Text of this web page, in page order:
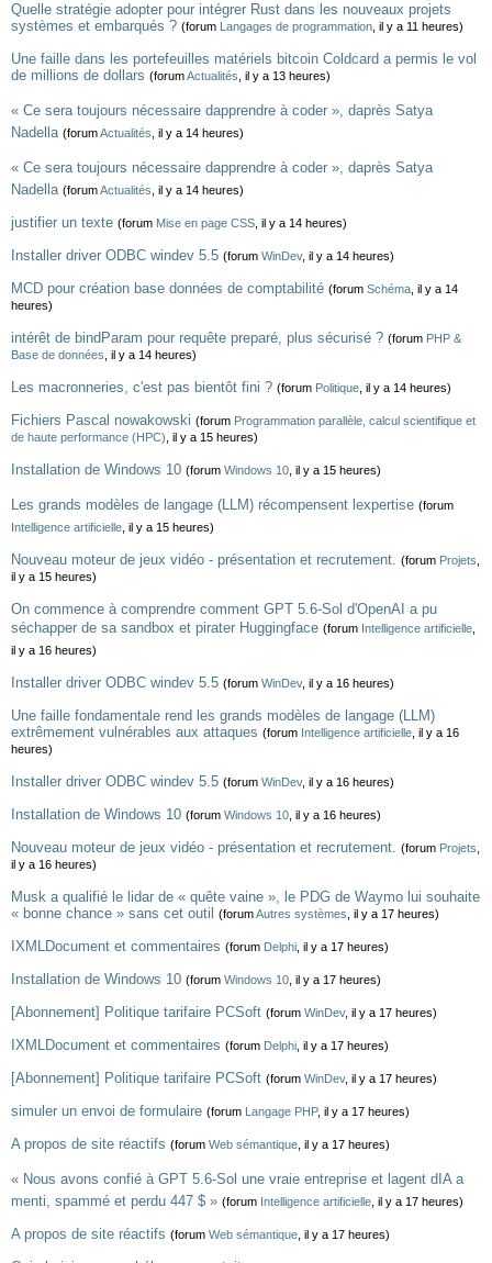
Quelle stratégie adopter pour intégrer Rust dans les nouveaux projets
systèmes et embarqués ? (forum Langages de programmation , il y a 11 heures)
Une faille dans les portefeuilles matériels bitcoin Coldcard a permis le vol
de millions de dollars (forumActualités , il y a 13 heures)
« Ce sera toujours nécessaire dapprendre à coder », daprès Satya
Nadella (forumActualités , il y a 14 heures)
« Ce sera toujours nécessaire dapprendre à coder », daprès Satya
Nadella (forumActualités , il y a 14 heures)
justifier un texte (forum Mise en page CSS , il y a 14 heures)
Installer driver ODBC windev 5.5 (forum WinDev, il y a 14 heures)
MCD pour création base données de comptabilité (forum Schéma , il y a 14
heures)
intérêt de bindParam pour requête preparé, plus sécurisé ? (forum PHP &
Base de données , il y a 14 heures)
Les macronneries, c'est pas bientôt fini ? (forum Politique , il y a 14 heures)
Fichiers Pascal nowakowski (forum Programmation parallèle, calcul scientifique et
de haute performance (HPC) , il y a 15 heures)
Installation de Windows 10 (forum Windows 10 , il y a 15 heures)
Les grands modèles de langage (LLM) récompensent lexpertise (forum
Intelligence artificielle , il y a 15 heures)
Nouveau moteur de jeux vidéo - présentation et recrutement. (forum Projets
il y a 15 heures)
On commence à comprendre comment GPT 5.6-Sol d'OpenAI a pu
séchapper de sa sandbox et pirater Huggingface (forum Intelligence artificielle
il y a 16 heures)
Installer driver ODBC windev 5.5 (forum WinDev, il y a 16 heures)
Une faille fondamentale rend les grands modèles de langage (LLM)
extrêmement vulnérables aux attaques (forum Intelligence artificielle , il y a 16
heures)
Installer driver ODBC windev 5.5 (forum WinDev, il y a 16 heures)
Installation de Windows 10 (forum Windows 10 , il y a 16 heures)
Nouveau moteur de jeux vidéo - présentation et recrutement. (forum Projets
il y a 16 heures)
Musk a qualifié le lidar de « quête vaine », le PDG de Waymo lui souhaite
« bonne chance » sans cet outil
(forumAutres systèmes , il y a 17 heures)
IXMLDocument et commentaires (forum Delphi , il y a 17 heures)
Installation de Windows 10 (forum Windows 10 , il y a 17 heures)
[Abonnement] Politique tarifaire PCSoft (forum WinDev, il y a 17 heures)
IXMLDocument et commentaires (forum Delphi , il y a 17 heures)
[Abonnement] Politique tarifaire PCSoft (forum WinDev, il y a 17 heures)
simuler un envoi de formulaire (forum Langage PHP, il y a 17 heures)
A propos de site réactifs (forum Web sémantique , il y a 17 heures)
« Nous avons confié à GPT 5.6-Sol une vraie entreprise et lagent dIA a
menti, spammé et perdu 447 $ » (forum Intelligence artificielle , il y a 17 heures)
A propos de site réactifs (forum Web sémantique , il y a 17 heures)